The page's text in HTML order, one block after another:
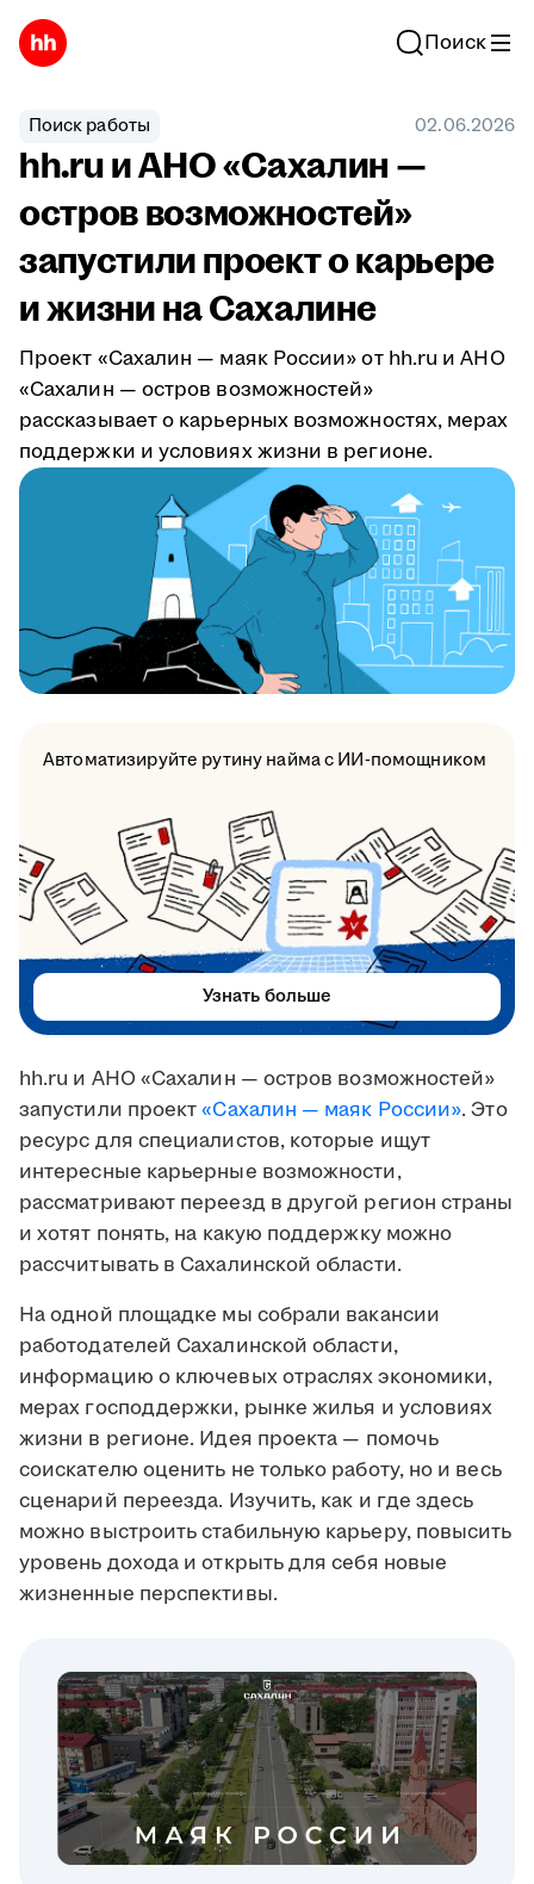
Поиск
Поиск работы 02.06.2026
hh.ru и АНО «Сахалин —
остров возможностей»
запустили проект о карьере
и жизни на Сахалине
Проект «Сахалин — маяк России» от hh.ru и АНО
«Сахалин — остров возможностей»
рассказывает о карьерных возможностях, мерах
поддержки и условиях жизни в регионе.
hh.ru и АНО «Сахалин — остров возможностей»
запустили проект«Сахалин — маяк России». Это
ресурс для специалистов, которые ищут
интересные карьерные возможности,
рассматривают переезд в другой регион страны
и хотят понять, на какую поддержку можно
рассчитывать в Сахалинской области.
На одной площадке мы собрали вакансии
работодателей Сахалинской области,
информацию о ключевых отраслях экономики,
мерах господдержки, рынке жилья и условиях
жизни в регионе. Идея проекта — помочь
соискателю оценить не только работу, но и весь
сценарий переезда. Изучить, как и где здесь
можно выстроить стабильную карьеру, повысить
уровень дохода и открыть для себя новые
жизненные перспективы.
Автоматизируйте рутину найма с ИИ-помощником
Узнать больше